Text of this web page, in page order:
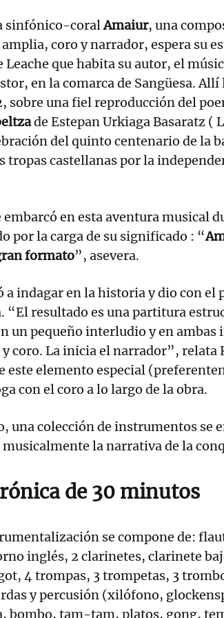
sinfónico-coralAmaiur, una
coro y narrador, espera su
Leache que habita su autor, el
en la comarca de Sangüesa. Allí
sobre una fiel reproducción del
de Estepan Urkiaga Basaratz (
del quinto centenario de la
tropas castellanas por la
embarcó en esta aventura musical
por la carga de su significado : “
formato”, asevera.
a indagar en la historia y dio con el
“El resultado es una partitura
un pequeño interludio y en ambas
coro. La inicia el narrador”, relata
este elemento especial
con el coro a lo largo de la obra.
una colección de instrumentos se
la narrativa de la
de 30 minutos
se compone de:
inglés, 2 clarinetes, clarinete
4 trompas, 3 trompetas, 3
y percusión (xilófono,
bombo, tam-tam, platos, gong,